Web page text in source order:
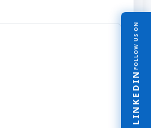
FOLLOW US ON
LINKEDIN